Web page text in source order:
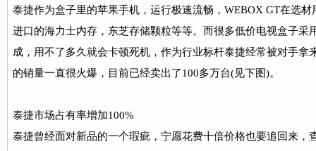
泰捷作为盒子里的苹果手机，运行极速流畅，WEBOX GT在选
进口的海力士内存，东芝存储颗粒等等。而很多低价电视盒子采
成，用不了多久就会卡顿死机，作为行业标杆泰捷经常被对手拿
的销量一直很火爆，目前已经卖出了100多万台(见下图)。
泰捷市场占有率增加100%
泰捷曾经面对新品的一个瑕疵，宁愿花费十倍价格也要追回来，